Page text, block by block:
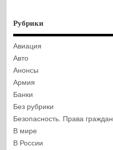
Рубрики
Авиация
Авто
Анонсы
Армия
Банки
Без рубрики
Безопасность. Права граждан
В мире
В России